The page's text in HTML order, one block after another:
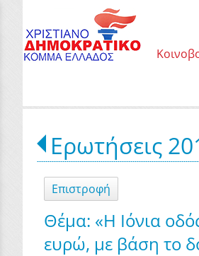
Ερωτήσεις
Επιστροφή
Θέμα: «Η Ιόνια
ευρώ, με βάση το